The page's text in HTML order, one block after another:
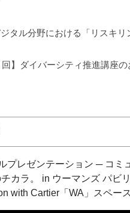
タル分野における「リスキリ
回】ダイバーシティ推進講座
プレゼンテーション ─ コミ
カラ。 in ウーマンズ パビ
with Cartier「WA」スペース